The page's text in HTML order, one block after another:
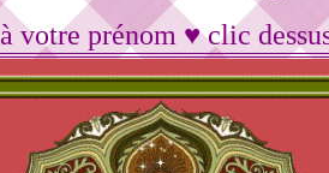
à votre prénom ♥ clic